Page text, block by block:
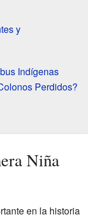
y
Indígenas
Perdidos?
Niña
en la historia